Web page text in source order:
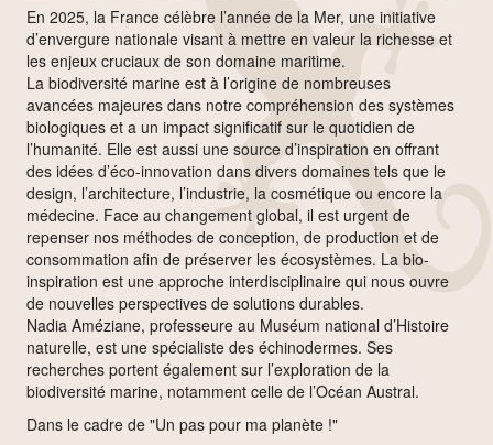
En 2025, la France célèbre l’année de la Mer, une initiative
d’envergure nationale visant à mettre en valeur la richesse et
les enjeux cruciaux de son domaine maritime.
La biodiversité marine est à l’origine de nombreuses
avancées majeures dans notre compréhension des systèmes
biologiques et a un impact significatif sur le quotidien de
l’humanité. Elle est aussi une source d’inspiration en offrant
des idées d’éco-innovation dans divers domaines tels que le
design, l’architecture, l’industrie, la cosmétique ou encore la
médecine. Face au changement global, il est urgent de
repenser nos méthodes de conception, de production et de
consommation afin de préserver les écosystèmes. La bio-
inspiration est une approche interdisciplinaire qui nous ouvre
de nouvelles perspectives de solutions durables.
Nadia Améziane, professeure au Muséum national d’Histoire
naturelle, est une spécialiste des échinodermes. Ses
recherches portent également sur l’exploration de la
biodiversité marine, notamment celle de l’Océan Austral.
Dans le cadre de "Un pas pour ma planète !"